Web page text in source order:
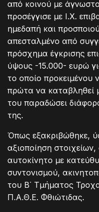
από κοινού με
προσέγγισε με Ι.Χ.
ημεδαπή και
απεσταλμένο από
πρόσχημα έγκρισης
ύψους -15.000- ευρώ
το οποίο προκειμένου
πρώτα να καταβληθεί
του παραδώσει
της.
Όπως εξακριβώθηκε,
αξιοποίηση
αυτοκίνητο με
συντονισμού,
του Β΄ Τμήματος
Π.Α.Θ.Ε. Φθιώτιδας.